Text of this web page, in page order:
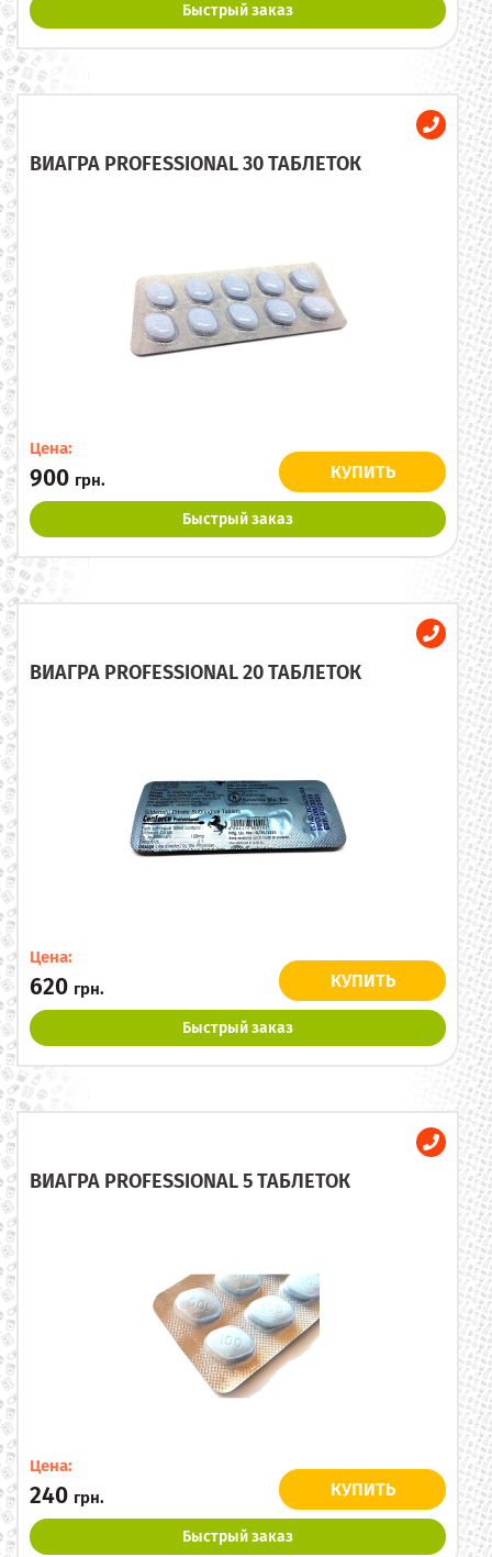
Быстрый заказ
ВИАГРА PROFESSIONAL 30 ТАБЛЕТОК
Цена:
900 грн. КУПИТЬ
Быстрый заказ
ВИАГРА PROFESSIONAL 20 ТАБЛЕТОК
Цена:
620 грн. КУПИТЬ
Быстрый заказ
ВИАГРА PROFESSIONAL 5 ТАБЛЕТОК
Цена:
240 грн. КУПИТЬ
Быстрый заказ